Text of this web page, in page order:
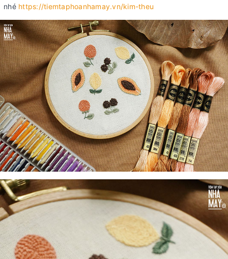
nhé https://tiemtaphoanhamay.vn/kim-theu